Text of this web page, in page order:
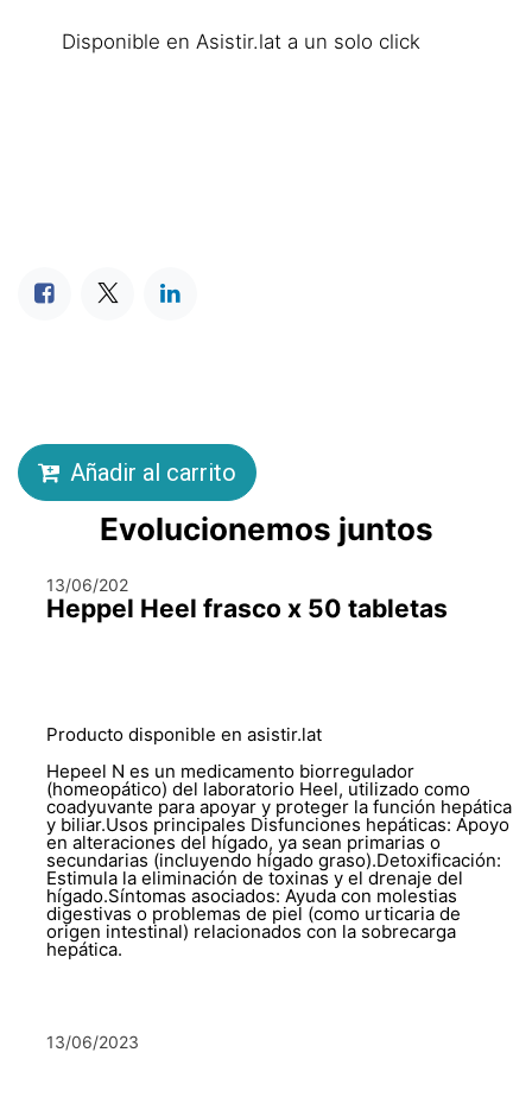
Disponible en Asistir.lat a un solo click
Añadir al carrito
Evolucionemos juntos
13/06/202
Heppel Heel frasco x 50 tabletas
Producto disponible en asistir.lat
Hepeel N es un medicamento biorregulador
(homeopático) del laboratorio Heel, utilizado como
coadyuvante para apoyar y proteger la función hepática
y biliar.Usos principales Disfunciones hepáticas: Apoyo
en alteraciones del hígado, ya sean primarias o
secundarias (incluyendo hígado graso).Detoxificación:
Estimula la eliminación de toxinas y el drenaje del
hígado.Síntomas asociados: Ayuda con molestias
digestivas o problemas de piel (como urticaria de
origen intestinal) relacionados con la sobrecarga
hepática.
13/06/2023